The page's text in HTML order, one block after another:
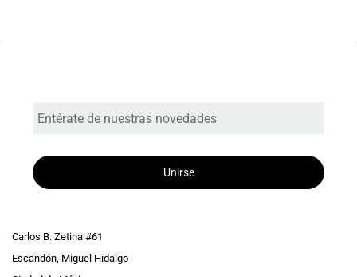
Unirse
Carlos B. Zetina #61
Escandón, Miguel Hidalgo